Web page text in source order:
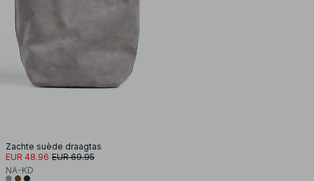
Zachte suède draagtas
EUR 48.96 EUR 69.95
NA-KD